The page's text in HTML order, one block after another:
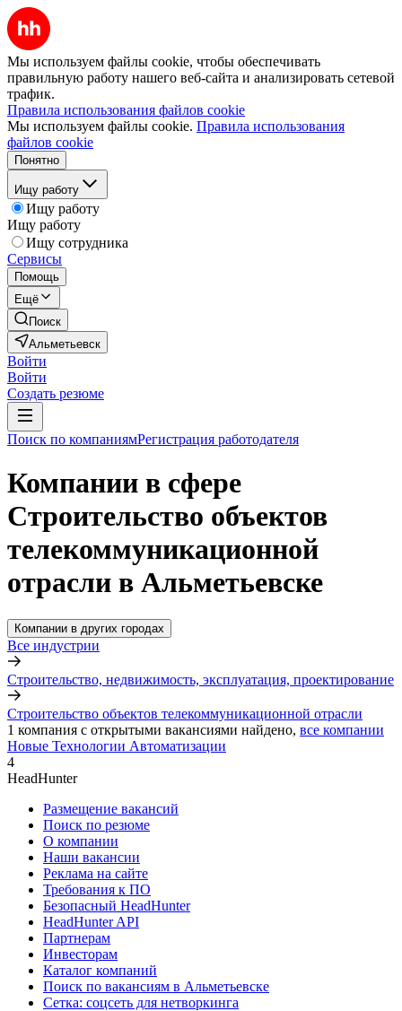
Мы используем файлы cookie, чтобы обеспечивать
правильную работу нашего веб-сайта и анализировать сетевой
трафик.
Правила использования файлов cookie
Мы используем файлы cookie. Правила использования
файлов cookie
Понятно
Ищу работу
Ищу работу
Ищу работу
Ищу сотрудника
Сервисы
Помощь
Ещё
Поиск
Альметьевск
Войти
Войти
Создать резюме
Поиск по компаниямРегистрация работодателя
Компании в сфере
Строительство объектов
телекоммуникационной
отрасли в Альметьевске
Компании в других городах
Все индустрии
Строительство, недвижимость, эксплуатация, проектирование
Строительство объектов телекоммуникационной отрасли
1 компания с открытыми вакансиями найдено, все компании
Новые Технологии Автоматизации
4
HeadHunter
Размещение вакансий
Поиск по резюме
О компании
Наши вакансии
Реклама на сайте
Требования к ПО
Безопасный HeadHunter
HeadHunter API
Партнерам
Инвесторам
Каталог компаний
Поиск по вакансиям в Альметьевске
Сетка: соцсеть для нетворкинга